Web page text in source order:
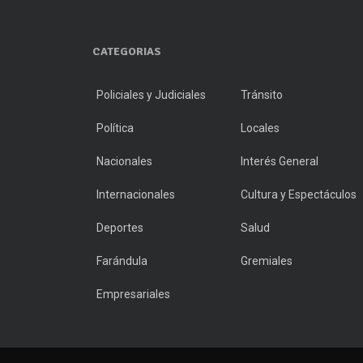
CATEGORIAS
Policiales y Judiciales Tránsito
Política Locales
Nacionales Interés General
Internacionales Cultura y Espectáculos
Deportes Salud
Farándula Gremiales
Empresariales